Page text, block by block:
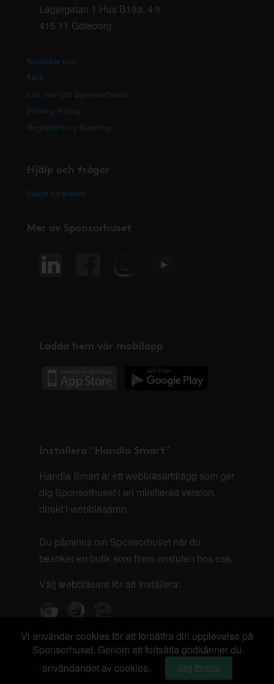
Lagergatan 1 Hus B19a, 4 tr
415 11 Göteborg
Kontakta oss
FAQ
Läs mer om Sponsorhuset
Privacy Policy
Registrera ny förening
Hjälp och frågor
Skapa ett ärende
Mer av Sponsorhuset
Ladda hem vår mobilapp
Installera "Handla Smart"
Handla Smart är ett webbläsartillägg som ger
dig Sponsorhuset i en minifierad version,
direkt i webbläsaren.
Du påminns om Sponsorhuset när du
besöker en butik som finns ansluten hos oss.
Välj webbläsare för att installera:
Vi använder cookies för att förbättra din upplevelse på
Sponsorhuset. Genom att fortsätta godkänner du
användandet av cookies.
Jag förstår